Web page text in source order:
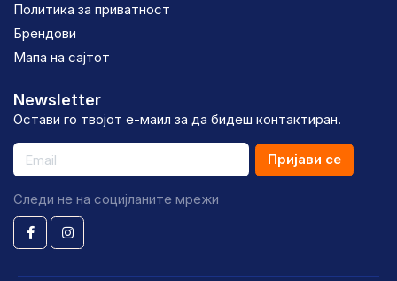
Политика за приватност
Брендови
Мапа на сајтот
Newsletter
Остави го твојот е-маил за да бидеш контактиран.
Пријави се
Следи не на социјланите мрежи